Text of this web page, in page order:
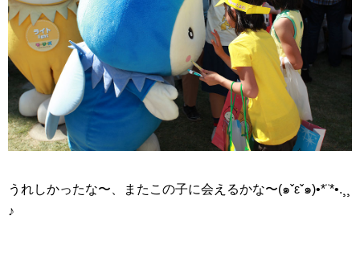
うれしかったな〜、またこの子に会えるかな〜(๑ˇεˇ๑)•*¨*•.¸¸
♪